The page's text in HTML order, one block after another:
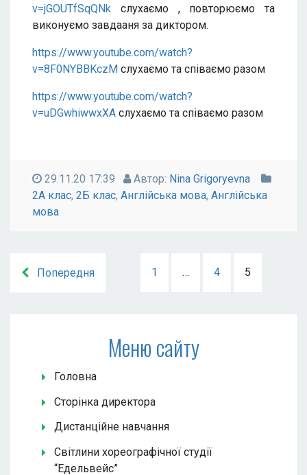
v=jGOUTfSqQNk слухаємо , повторюємо та
виконуємо завдааня за диктором.
https://www.youtube.com/watch?
v=8F0NYBBKczM слухаємо та співаємо разом
https://www.youtube.com/watch?
v=uDGwhiwwxXA слухаємо та співаємо разом
29.11.20 17:39 Автор: Nina Grigoryevna
2А клас, 2Б клас, Англійська мова, Англійська
мова
Попередня 1 … 4 5
Меню сайту
Головна
Сторінка директора
Дистанційне навчання
Світлини хореографічної студії
“Едельвейс”